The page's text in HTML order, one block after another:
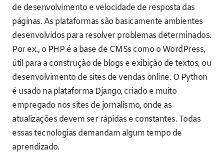
de desenvolvimento e velocidade de resposta das
páginas. As plataformas são basicamente ambientes
desenvolvidos para resolver problemas determinados.
Por ex., o PHP é a base de CMSs como o WordPress,
útil para a construção de blogs e exibição de textos, ou
desenvolvimento de sites de vendas online. O Python
é usado na plataforma Django, criado e muito
empregado nos sites de jornalismo, onde as
atualizações devem ser rápidas e constantes. Todas
essas tecnologias demandam algum tempo de
aprendizado.